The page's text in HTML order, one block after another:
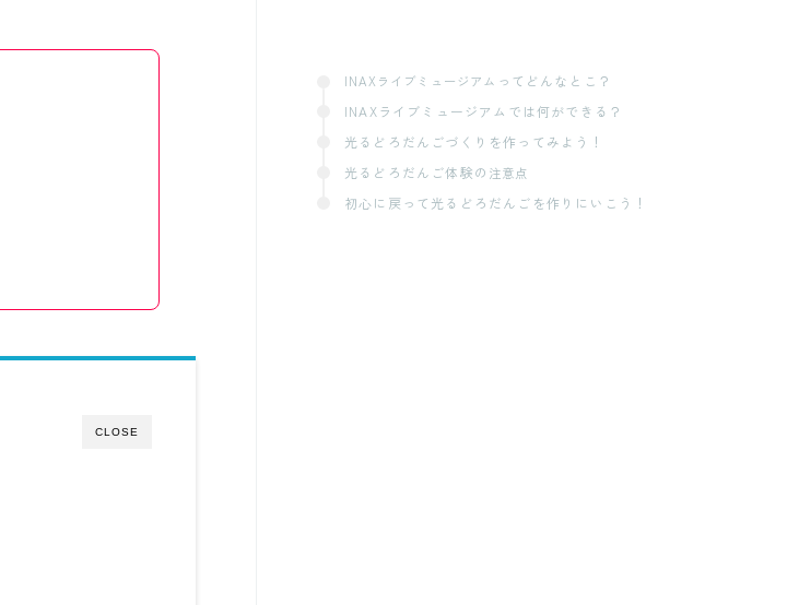
CLOSE
INAXライブミュージアム ってどんなとこ？
INAXライブミュージアムでは何ができる？
光るどろだんごづくりを作ってみよう！
光るどろだんご体験の 注意点
初心に戻って光るどろだんごを作りにいこう！